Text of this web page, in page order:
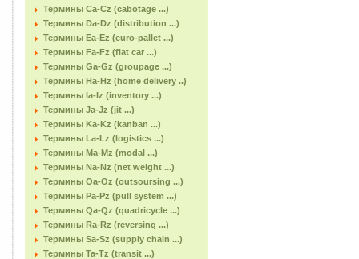
Термины Ca-Cz (cabotage ...)
Термины Da-Dz (distribution ...)
Термины Ea-Ez (euro-pallet ...)
Термины Fa-Fz (flat car ...)
Термины Ga-Gz (groupage ...)
Термины Ha-Hz (home delivery ..)
Термины Ia-Iz (inventory ...)
Термины Ja-Jz (jit ...)
Термины Ka-Kz (kanban ...)
Термины La-Lz (logistics ...)
Термины Ma-Mz (modal ...)
Термины Na-Nz (net weight ...)
Термины Oa-Oz (outsoursing ...)
Термины Pa-Pz (pull system ...)
Термины Qa-Qz (quadricycle ...)
Термины Ra-Rz (reversing ...)
Термины Sa-Sz (supply chain ...)
Термины Ta-Tz (transit ...)